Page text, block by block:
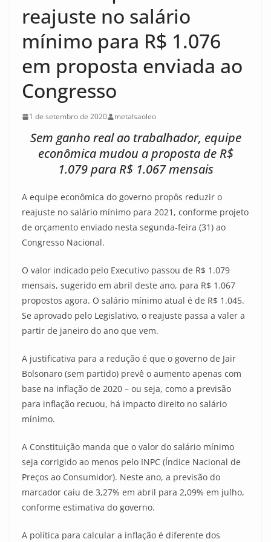
reajuste no salário
mínimo para R$ 1.076
em proposta enviada ao
Congresso
1 de setembro de 2020 metalsaoleo
Sem ganho real ao trabalhador, equipe
econômica mudou a proposta de R$
1.079 para R$ 1.067 mensais
A equipe econômica do governo propôs reduzir o
reajuste no salário mínimo para 2021, conforme projeto
de orçamento enviado nesta segunda-feira (31) ao
Congresso Nacional.
O valor indicado pelo Executivo passou de R$ 1.079
mensais, sugerido em abril deste ano, para R$ 1.067
propostos agora. O salário mínimo atual é de R$ 1.045.
Se aprovado pelo Legislativo, o reajuste passa a valer a
partir de janeiro do ano que vem.
A justificativa para a redução é que o governo de Jair
Bolsonaro (sem partido) prevê o aumento apenas com
base na inflação de 2020 – ou seja, como a previsão
para inflação recuou, há impacto direito no salário
mínimo.
A Constituição manda que o valor do salário mínimo
seja corrigido ao menos pelo INPC (Índice Nacional de
Preços ao Consumidor). Neste ano, a previsão do
marcador caiu de 3,27% em abril para 2,09% em julho,
conforme estimativa do governo.
A política para calcular a inflação é diferente dos